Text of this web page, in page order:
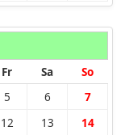
Fr Sa So
5 6 7
12 13 14